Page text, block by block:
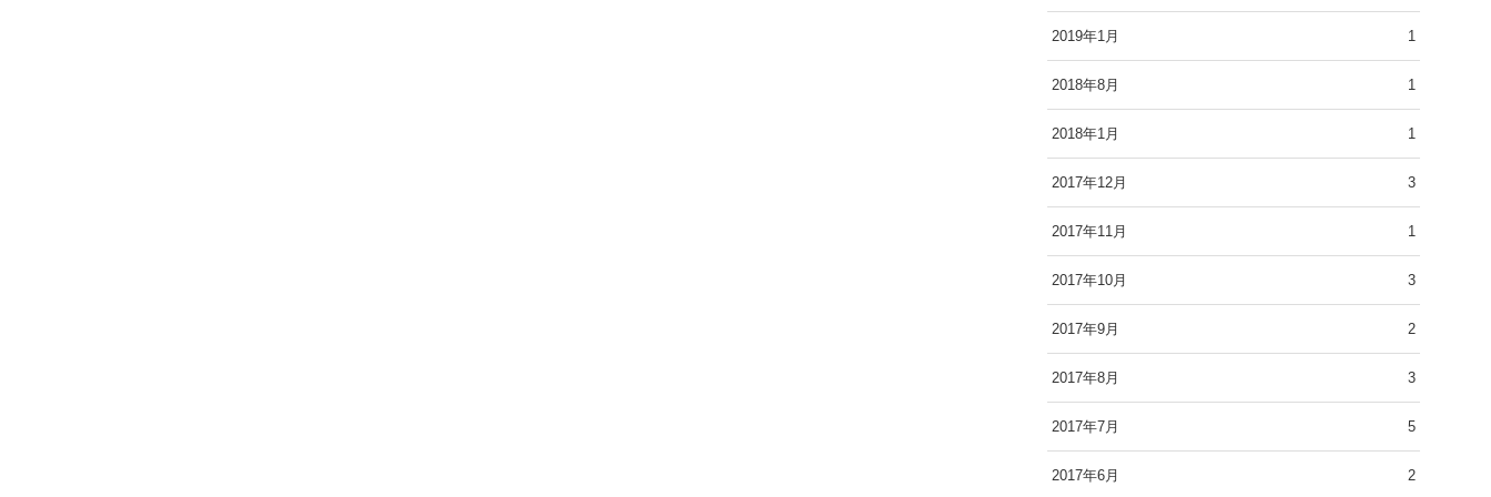
2019年1月 1
2018年8月 1
2018年1月 1
2017年12月 3
2017年11月 1
2017年10月 3
2017年9月 2
2017年8月 3
2017年7月 5
2017年6月 2